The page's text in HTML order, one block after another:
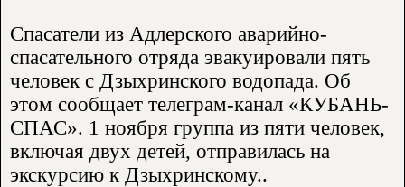
Спасатели из Адлерского аварийно-
спасательного отряда эвакуировали пять
человек с Дзыхринского водопада. Об
этом сообщает телеграм-канал «КУБАНЬ-
СПАС». 1 ноября группа из пяти человек,
включая двух детей, отправилась на
экскурсию к Дзыхринскому..